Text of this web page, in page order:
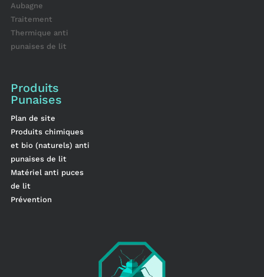
Aubagne
Traitement
Thermique anti
punaises de lit
Produits
Punaises
Plan de site
Produits chimiques
et bio (naturels) anti
punaises de lit
Matériel anti puces
de lit
Prévention